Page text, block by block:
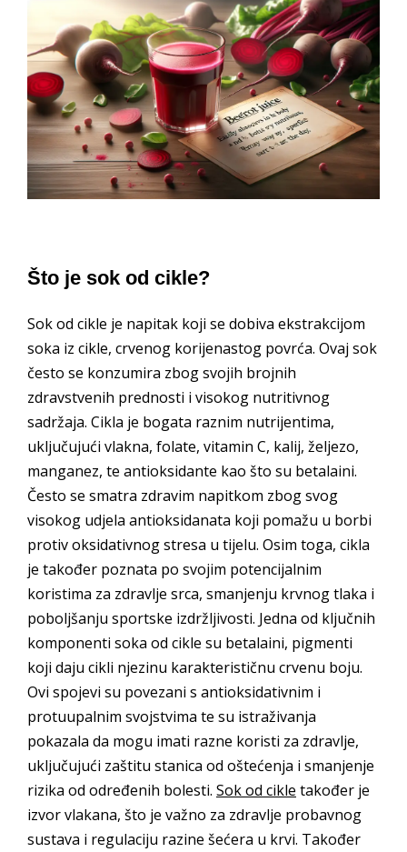
Što je sok od cikle?
Sok od cikle je napitak koji se dobiva ekstrakcijom
soka iz cikle, crvenog korijenastog povrća. Ovaj sok
često se konzumira zbog svojih brojnih
zdravstvenih prednosti i visokog nutritivnog
sadržaja. Cikla je bogata raznim nutrijentima,
uključujući vlakna, folate, vitamin C, kalij, željezo,
manganez, te antioksidante kao što su betalaini.
Često se smatra zdravim napitkom zbog svog
visokog udjela antioksidanata koji pomažu u borbi
protiv oksidativnog stresa u tijelu. Osim toga, cikla
je također poznata po svojim potencijalnim
koristima za zdravlje srca, smanjenju krvnog tlaka i
poboljšanju sportske izdržljivosti. Jedna od ključnih
komponenti soka od cikle su betalaini, pigmenti
koji daju cikli njezinu karakterističnu crvenu boju.
Ovi spojevi su povezani s antioksidativnim i
protuupalnim svojstvima te su istraživanja
pokazala da mogu imati razne koristi za zdravlje,
uključujući zaštitu stanica od oštećenja i smanjenje
rizika od određenih bolesti. Sok od cikle također je
izvor vlakana, što je važno za zdravlje probavnog
sustava i regulaciju razine šećera u krvi. Također